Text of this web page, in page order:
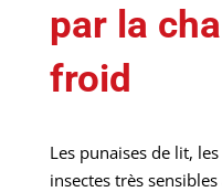
par la
froid
Les punaises de lit,
insectes très